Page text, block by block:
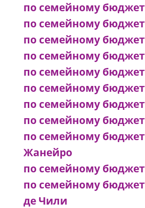
по семейному
по семейному
по семейному
по семейному
по семейному
по семейному
по семейному
по семейному
по семейному
Жанейро
по семейному
по семейному
де Чили